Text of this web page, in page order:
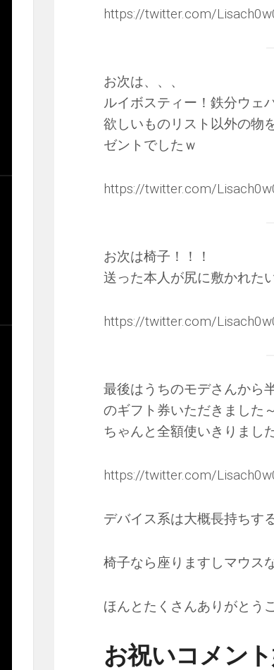
https://twitter.com/
お次は、、、
ルイボスティー！鉄分ウェ
欲しいものリスト以外の物
ゼントでしたｗ
https://twitter.com/
お次は椅子！！！
送った本人が尻に敷かれた
https://twitter.com/
最後はうちのモデさんから
のギフト券いただきました
ちゃんと全額使いきりまし
https://twitter.com/
デバイス系は大概長持ちす
椅子なら座りますしマウス
ほんとたくさんありがとう
お祝いコメン